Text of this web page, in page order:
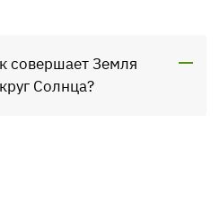
совершает Земля
Солнца?